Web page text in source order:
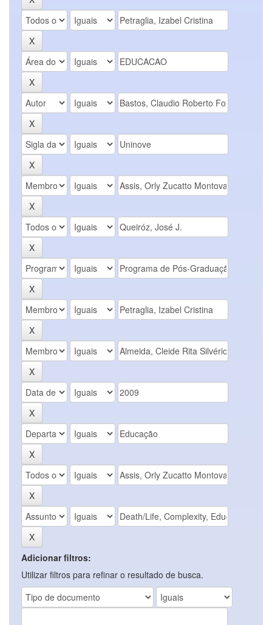
Adicionar filtros:
Utilizar filtros para refinar o resultado de busca.